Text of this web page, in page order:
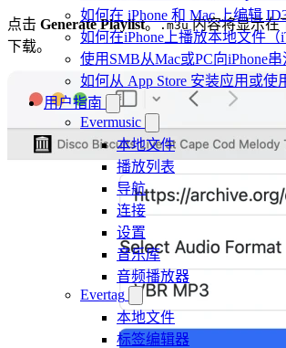
如何在 iPhone 和 Mac 上编辑
如何在iPhone上播放本地文件（
使用SMB从Mac或PC向iPhone
如何从 App Store 安装应用或
用户指南
Evermusic
本地文件
播放列表
导航
连接
设置
音乐库
音频播放器
Evertag
本地文件
标签编辑器
点击 Generate Playlist。.m3u内容将显示在
下载。